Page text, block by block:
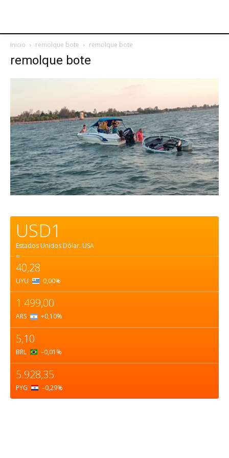
Inicio remolque bote remolque bote
remolque bote
USD1
Estados Unidos Dólar. USA
=
40,28
UYU 0,00%
1.499,00
ARS +0,10%
5,10
BRL –0,01 %
5.928,35
PYG –0,29%